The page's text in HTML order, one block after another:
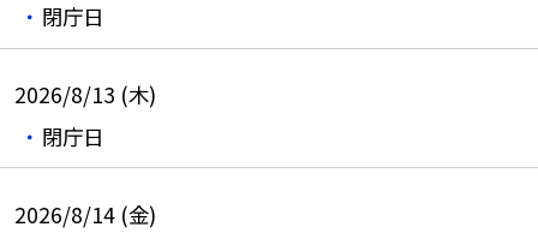
閉庁日
2026/8/13 (木)
閉庁日
2026/8/14 (金)